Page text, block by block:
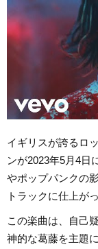
イギリスが誇るロ
ンが2023年5月4日
やポップパンクの
トラックに仕上が
この楽曲は、自己
神的な葛藤を主題